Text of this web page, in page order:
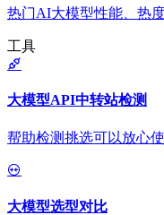
热门AI大模型性能、热
工具
大模型API中转站检测
帮助检测挑选可以放心
大模型选型对比